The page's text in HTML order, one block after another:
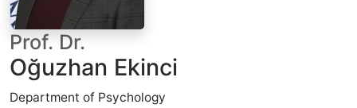
Prof. Dr.
Oğuzhan Ekinci
Department of Psychology